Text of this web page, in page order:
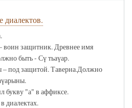
диалектов.
воин защитник. Древнее имя
быть - Сү тьаүар.
– под защитой. Таверна.Должно
букву "а" в аффиксе.
диалектах.